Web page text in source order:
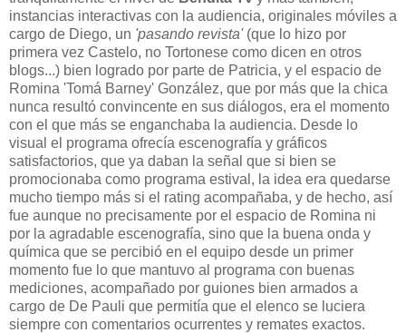
instancias interactivas con la audiencia, originales móviles a
cargo de Diego, un 'pasando revista'(que lo hizo por
primera vez Castelo, no Tortonese como dicen en otros
blogs...) bien logrado por parte de Patricia, y el espacio de
Romina 'Tomá Barney' González, que por más que la chica
nunca resultó convincente en sus diálogos, era el momento
con el que más se enganchaba la audiencia. Desde lo
visual el programa ofrecía escenografía y gráficos
satisfactorios, que ya daban la señal que si bien se
promocionaba como programa estival, la idea era quedarse
mucho tiempo más si el rating acompañaba, y de hecho, así
fue aunque no precisamente por el espacio de Romina ni
por la agradable escenografía, sino que la buena onda y
química que se percibió en el equipo desde un primer
momento fue lo que mantuvo al programa con buenas
mediciones, acompañado por guiones bien armados a
cargo de De Pauli que permitía que el elenco se luciera
siempre con comentarios ocurrentes y remates exactos.